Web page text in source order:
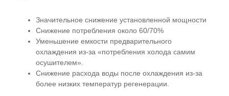
Значительное снижение установленной мощности
Снижение потребления около 60/70%
Уменьшение емкости предварительного
охлаждения из-за «потребления холода самим
осушителем».
Снижение расхода воды после охлаждения из-за
более низких температур регенерации.